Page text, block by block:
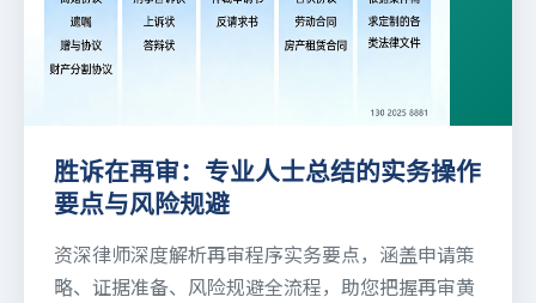
胜诉在再审：专业人士总结的实务操作
要点与风险规避
资深律师深度解析再审程序实务要点，涵盖申请策
略、证据准备、风险规避全流程，助您把握再审黄